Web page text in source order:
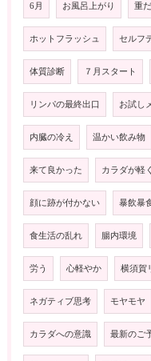
6月 お風呂上がり 重
ホットフラッシュ セルフ
体質診断 ７月スタート
リンパの最終出口 お試し
内臓の冷え 温かい飲み物
来て良かった カラダが軽
顔に跡が付かない 暴飲暴
食生活の乱れ 腸内環境
労う 心軽やか 横須賀
ネガティブ思考 モヤモヤ
カラダへの意識 最新のご